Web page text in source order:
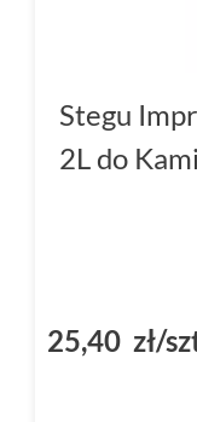
Stegu
2L do
25,40 zł/